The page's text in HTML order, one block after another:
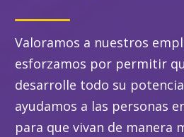
Valoramos a nuestros
esforzamos por permitir
desarrolle todo su
ayudamos a las personas
para que vivan de manera